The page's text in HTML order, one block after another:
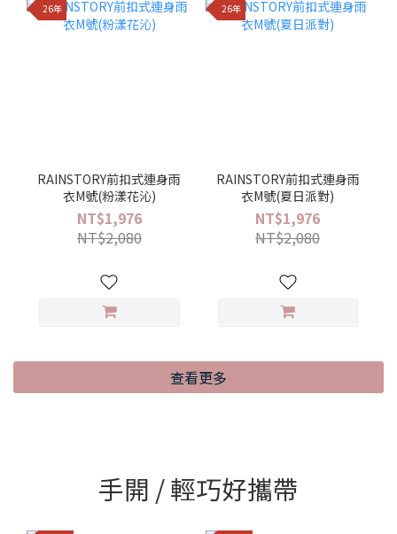
26年
RAINSTORY前扣式連身雨
衣M號(粉漾花沁)
NT$1,976
NT$2,080
26年
RAINSTORY前扣式連身雨
衣M號(夏日派對)
NT$1,976
NT$2,080
查看更多
手開 / 輕巧好攜帶